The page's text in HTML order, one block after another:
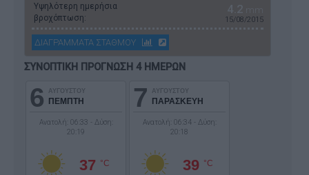
Υψηλότερη ημερήσια
βροχόπτωση:
4.2 mm
15/08/2015
ΔΙΑΓΡΑΜΜΑΤΑ ΣΤΑΘΜΟΥ
ΣΥΝΟΠΤΙΚΗ ΠΡΟΓΝΩΣΗ 4 ΗΜΕΡΩΝ
6 ΑΥΓΟΥΣΤΟΥ
ΠΕΜΠΤΗ
Ανατολή: 06:33 - Δύση:
20:19
37 °C
7 ΑΥΓΟΥΣΤΟΥ
ΠΑΡΑΣΚΕΥΗ
Ανατολή: 06:34 - Δύση:
20:18
39 °C